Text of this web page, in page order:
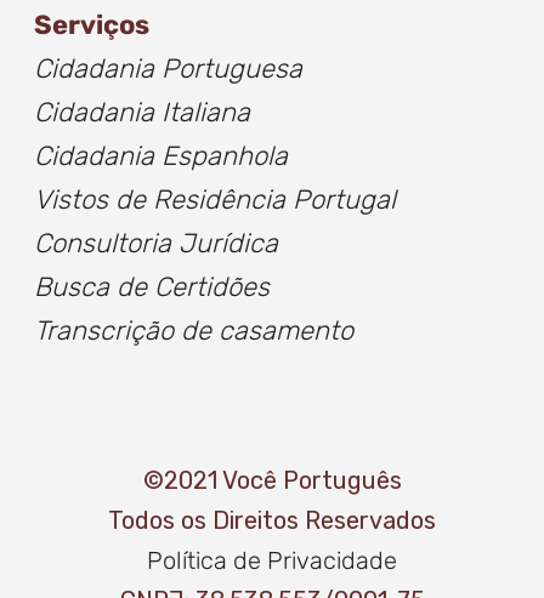
Serviços
Cidadania Portuguesa
Cidadania Italiana
Cidadania Espanhola
Vistos de Residência Portugal
Consultoria Jurídica
Busca deCertidões
Transcrição de casamento
©2021 Você Português
Todos os Direitos Reservados
Política de Privacidade